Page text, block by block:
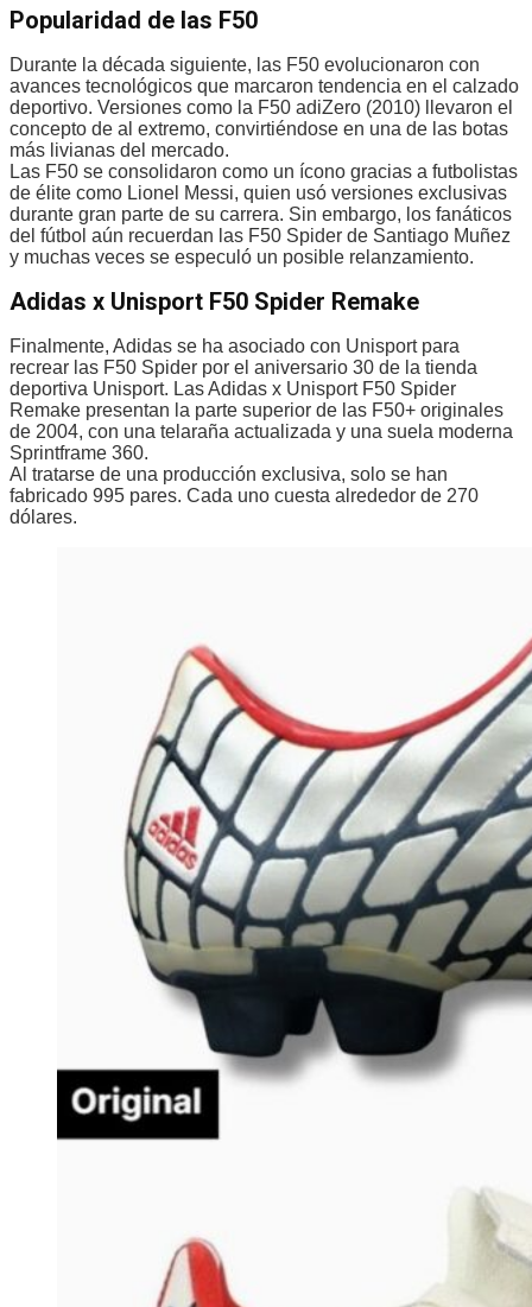
Popularidad de las F50
Durante la década siguiente, las F50 evolucionaron con
avances tecnológicos que marcaron tendencia en el calzado
deportivo. Versiones como la F50 adiZero (2010) llevaron el
concepto de al extremo, convirtiéndose en una de las botas
más livianas del mercado.
Las F50 se consolidaron como un ícono gracias a futbolistas
de élite como Lionel Messi, quien usó versiones exclusivas
durante gran parte de su carrera. Sin embargo, los fanáticos
del fútbol aún recuerdan las F50 Spider de Santiago Muñez
y muchas veces se especuló un posible relanzamiento.
Adidas x Unisport F50 Spider Remake
Finalmente, Adidas se ha asociado con Unisport para
recrear las F50 Spider por el aniversario 30 de la tienda
deportiva Unisport. Las Adidas x Unisport F50 Spider
Remake presentan la parte superior de las F50+ originales
de 2004, con una telaraña actualizada y una suela moderna
Sprintframe 360.
Al tratarse de una producción exclusiva, solo se han
fabricado 995 pares. Cada uno cuesta alrededor de 270
dólares.